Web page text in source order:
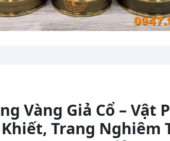
Vàng Giả Cổ – Vật
Trang Nghiêm